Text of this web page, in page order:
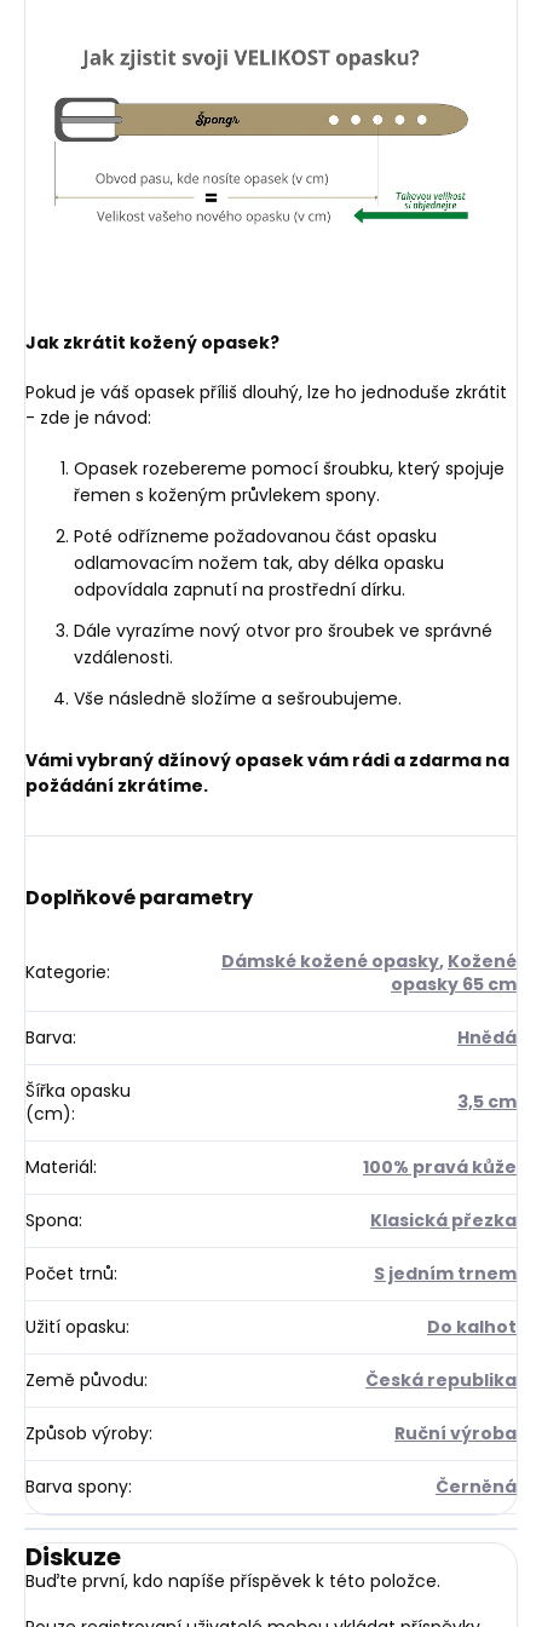
Jak zkrátit kožený opasek?
Pokud je váš opasek příliš dlouhý, lze ho jednoduše zkrátit
- zde je návod:
Opasek rozebereme pomocí šroubku, který spojuje
řemen s koženým průvlekem spony.
Poté odřízneme požadovanou část opasku
odlamovacím nožem tak, aby délka opasku
odpovídala zapnutí na prostřední dírku.
Dále vyrazíme nový otvor pro šroubek ve správné
vzdálenosti.
Vše následně složíme a sešroubujeme.
Vámi vybraný džínový opasek vám rádi a zdarma na
požádání zkrátíme.
Doplňkové parametry
Kategorie: Dámské kožené opasky, Kožené
opasky 65 cm
Barva: Hnědá
Šířka opasku
(cm): 3,5 cm
Materiál: 100% pravá kůže
Spona: Klasická přezka
Počet trnů: S jedním trnem
Užití opasku: Do kalhot
Země původu: Česká republika
Způsob výroby: Ruční výroba
Barva spony: Černěná
Diskuze
Buďte první, kdo napíše příspěvek k této položce.